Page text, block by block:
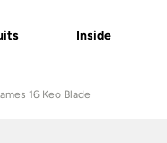
Inside
16 Keo Blade